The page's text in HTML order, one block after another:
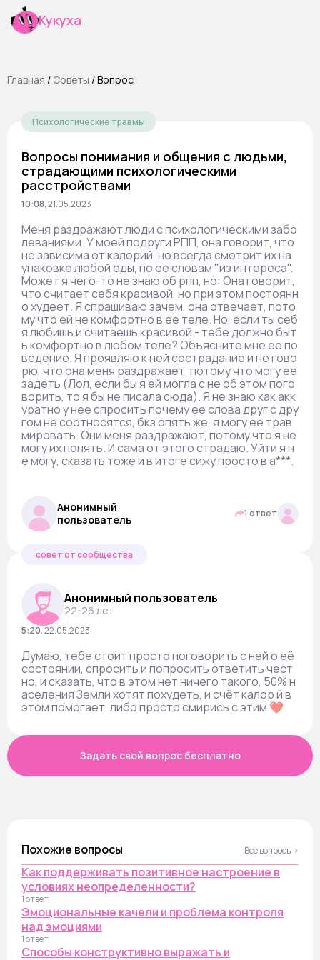
Кукуха
Главная / Cоветы /Вопрос
Психологические травмы
Вопросы понимания и общения с людьми,
страдающими психологическими
расстройствами
10:08,21.05.2023
Меня раздражают люди с психологическими забо
леваниями. У моей подруги РПП, она говорит, что
не зависима от калорий, но всегда смотрит их на
упаковке любой еды, по ее словам "из интереса".
Может я чего-то не знаю об рпп, но: Она говорит,
что считает себя красивой, но при этом постоянн
о худеет. Я спрашиваю зачем, она отвечает, пото
му что ей не комфортно в ее теле. Но, если ты себ
я любишь и считаешь красивой - тебе должно быт
ь комфортно в любом теле? Объясните мне ее по
ведение. Я проявляю к ней сострадание и не гово
рю, что она меня раздражает, потому что могу ее
задеть (Лол, если бы я ей могла с не об этом пого
ворить, то я бы не писала сюда). Я не знаю как акк
уратно у нее спросить почему ее слова друг с дру
гом не соотносятся, бкз опять же, я могу ее трав
мировать. Они меня раздражают, потому что я не
могу их понять. И сама от этого страдаю. Уйти я н
е могу, сказать тоже и в итоге сижу просто в а***.
Анонимный
пользователь
1 ответ
совет от сообщества
Анонимный пользователь
22-26 лет
5:20,22.05.2023
Думаю, тебе стоит просто поговорить с ней о её
состоянии, спросить и попросить ответить чест
но, и сказать, что в этом нет ничего такого, 50% н
аселения Земли хотят похудеть, и счёт калор й в
этом помогает, либо просто смирись с этим ❤️
Задать свой вопрос бесплатно
Похожие вопросы Все вопросы ›
Как поддерживать позитивное настроение в
условиях неопределенности?
1 ответ
Эмоциональные качели и проблема контроля
над эмоциями
1 ответ
Способы конструктивно выражать и